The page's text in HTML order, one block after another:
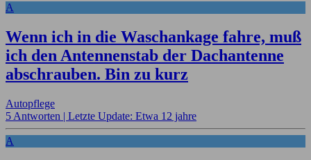
A
Wenn ich in die Waschankage fahre, muß
ich den Antennenstab der Dachantenne
abschrauben. Bin zu kurz
Autopflege
5 Antworten | Letzte Update: Etwa 12 jahre
A